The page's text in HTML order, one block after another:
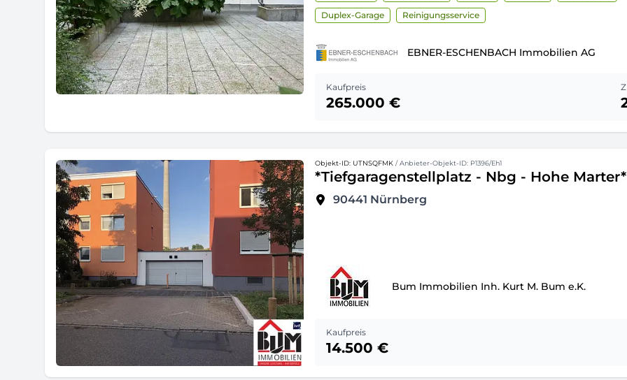
Duplex-Garage
Reinigungsservice
EBNER-ESCHENBACH Immobilien AG
Kaufpreis
265.000 €
Objekt-ID: UTNSQFMK / Anbieter-Objekt-ID: P1396/Eh1
*Tiefgaragenstellplatz - Nbg - Hohe Marter*
90441 Nürnberg
Bum Immobilien Inh. Kurt M. Bum e.K.
Kaufpreis
14.500 €